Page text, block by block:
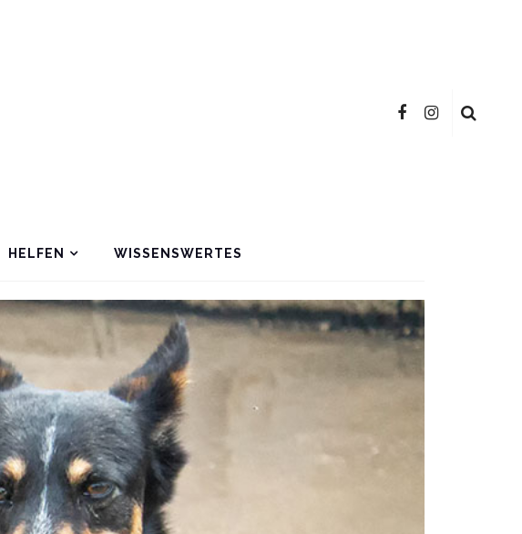
HELFEN WISSENSWERTES